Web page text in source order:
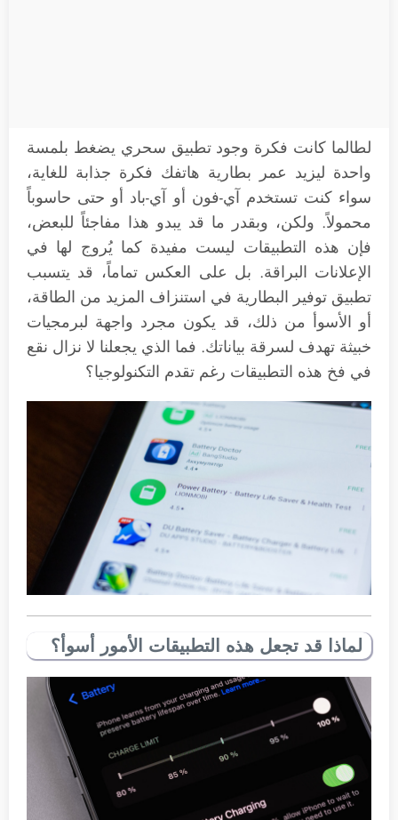
لطالما كانت فكرة وجود تطبيق سحري يضغط بلمسة
واحدة ليزيد عمر بطارية هاتفك فكرة جذابة للغاية،
سواء كنت تستخدم آي-فون أو آي-باد أو حتى حاسوباً
محمولاً. ولكن، وبقدر ما قد يبدو هذا مفاجئاً للبعض،
فإن هذه التطبيقات ليست مفيدة كما يُروج لها في
الإعلانات البراقة. بل على العكس تماماً، قد يتسبب
تطبيق توفير البطارية في استنزاف المزيد من الطاقة،
أو الأسوأ من ذلك، قد يكون مجرد واجهة لبرمجيات
خبيثة تهدف لسرقة بياناتك. فما الذي يجعلنا لا نزال نقع
في فخ هذه التطبيقات رغم تقدم التكنولوجيا؟
لماذا قد تجعل هذه التطبيقات الأمور أسوأ؟